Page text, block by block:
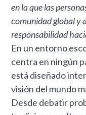
en la que las
comunidad global y
responsabilidad
En un entorno
centra en ningún
está diseñado
visión del mundo
Desde debatir